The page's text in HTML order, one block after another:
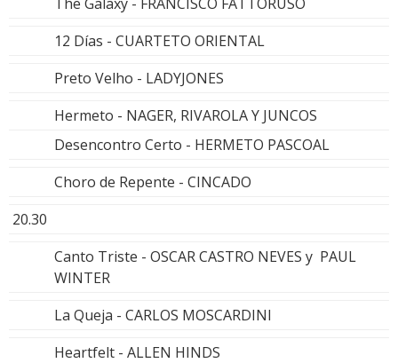
12 Días - CUARTETO ORIENTAL
Preto Velho - LADYJONES
Hermeto - NAGER, RIVAROLA Y JUNCOS
Desencontro Certo - HERMETO PASCOAL
Choro de Repente - CINCADO
20.30
Canto Triste - OSCAR CASTRO NEVES y PAUL
WINTER
La Queja - CARLOS MOSCARDINI
Heartfelt - ALLEN HINDS